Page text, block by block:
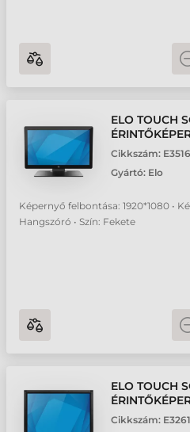
ELO TOUCH
Cikkszám:
Gyártó: Elo
Képernyő felbontása: 1920*1080 •
Hangszóró • Szín: Fekete
ELO TOUCH
Cikkszám: